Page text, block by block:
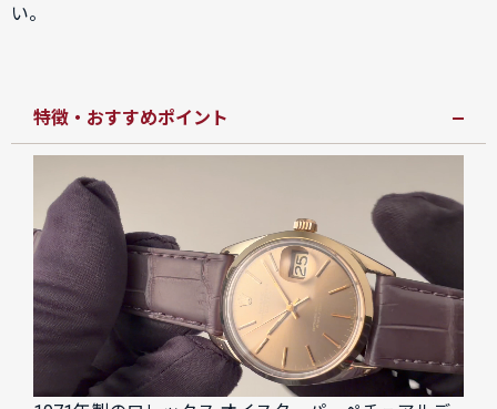
い。
特徴・おすすめポイント